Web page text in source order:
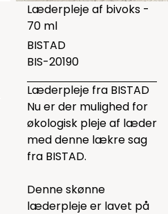
Læderpleje af bivoks -
70 ml
BISTAD
BIS-20190
Læderpleje fra BISTAD
Nu er der mulighed for
økologisk pleje af læder
med denne lækre sag
fra BISTAD.
Denne skønne
læderpleje er lavet på